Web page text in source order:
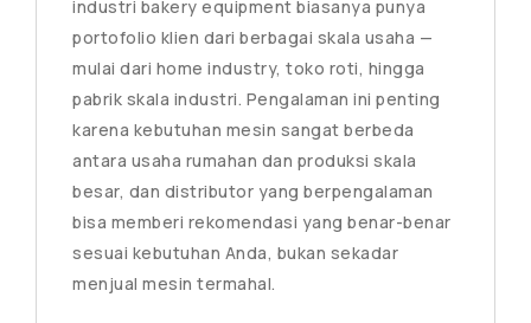
industri bakery equipment biasanya punya
portofolio klien dari berbagai skala usaha —
mulai dari home industry, toko roti, hingga
pabrik skala industri. Pengalaman ini penting
karena kebutuhan mesin sangat berbeda
antara usaha rumahan dan produksi skala
besar, dan distributor yang berpengalaman
bisa memberi rekomendasi yang benar-benar
sesuai kebutuhan Anda, bukan sekadar
menjual mesin termahal.